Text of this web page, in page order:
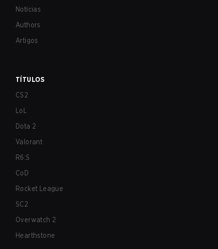
Notícias
Authors
Artigos
TÍTULOS
CS2
LoL
Dota 2
Valorant
R6:S
CoD
Rocket League
SC2
Overwatch 2
Hearthstone